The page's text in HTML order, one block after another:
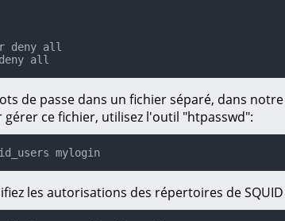
deny all
all
de passe dans un fichier séparé, dans
ce fichier, utilisez l'outil "htpasswd":
mylogin
les autorisations des répertoires de